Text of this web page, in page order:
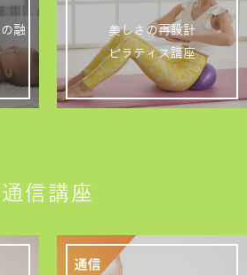
融
美しさの再設計
ピラティス講座
通信講座